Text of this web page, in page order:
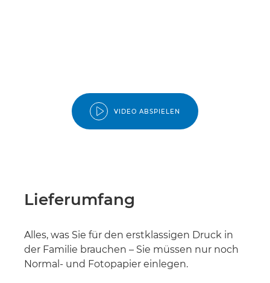
VIDEO ABSPIELEN
Lieferumfang
Alles, was Sie für den erstklassigen Druck in
der Familie brauchen – Sie müssen nur noch
Normal- und Fotopapier einlegen.